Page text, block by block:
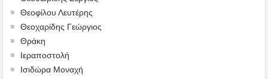
Θεοφίλου Λευτέρης
Θεοχαρίδης Γεώργιος
Θράκη
Ιεραποστολή
Ισιδώρα Μοναχή